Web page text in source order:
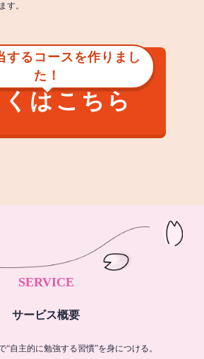
す。
するコースを作りまし
た！
はこちら
SERVICE
サービス概要
“自主的に勉強する習慣”を身につける。